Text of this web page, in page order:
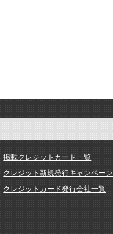
掲載クレジットカード一覧
クレジット新規発行キャンペーン
クレジットカード発行会社一覧